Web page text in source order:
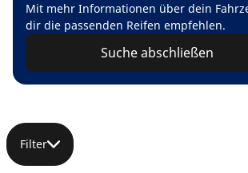
Mit mehr Informationen über dein
dir die passenden Reifen empfehlen.
Suche abschließen
Filter